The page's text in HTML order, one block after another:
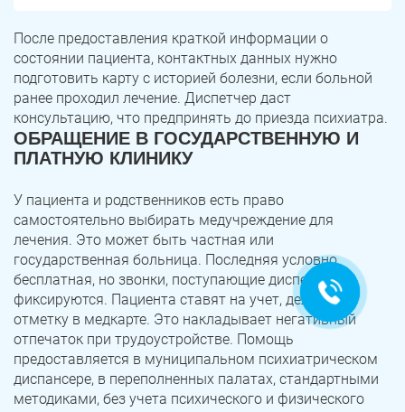
вам. Напишите мне, если у
вас появятся вопросы.
После предоставления краткой информации о
состоянии пациента, контактных данных нужно
подготовить карту с историей болезни, если больной
ранее проходил лечение. Диспетчер даст
консультацию, что предпринять до приезда психиатра.
ОБРАЩЕНИЕ В ГОСУДАРСТВЕННУЮ И
ПЛАТНУЮ КЛИНИКУ
У пациента и родственников есть право
самостоятельно выбирать медучреждение для
лечения. Это может быть частная или
государственная больница. Последняя условно
бесплатная, но звонки, поступающие диспетчеру,
фиксируются. Пациента ставят на учет, делают
отметку в медкарте. Это накладывает негативный
отпечаток при трудоустройстве. Помощь
предоставляется в муниципальном психиатрическом
диспансере, в переполненных палатах, стандартными
методиками, без учета психического и физического